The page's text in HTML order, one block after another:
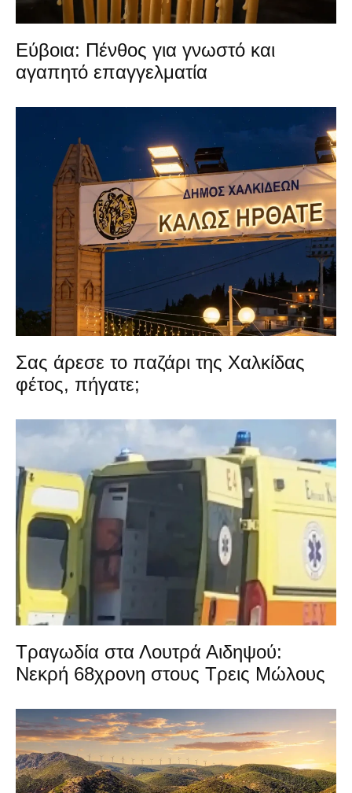
Εύβοια: Πένθος για γνωστό και
αγαπητό επαγγελματία
Σας άρεσε το παζάρι της Χαλκίδας
φέτος, πήγατε;
Τραγωδία στα Λουτρά Αιδηψού:
Νεκρή 68χρονη στους Τρεις Μώλους